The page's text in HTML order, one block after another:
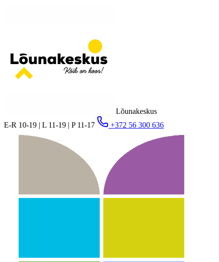
Lõunakeskus
E-R 10-19 | L 11-19 | P 11-17
+372 56 300 636